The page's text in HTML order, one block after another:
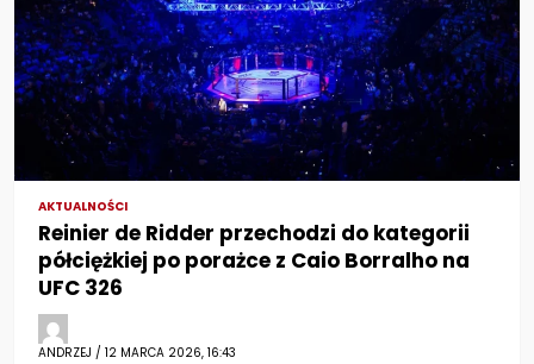
AKTUALNOŚCI
Reinier de Ridder przechodzi do kategorii
półciężkiej po porażce z Caio Borralho na
UFC 326
ANDRZEJ / 12 MARCA 2026, 16:43